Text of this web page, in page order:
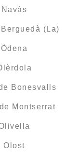
(La)
Bonesvalls
Montserrat
Olost